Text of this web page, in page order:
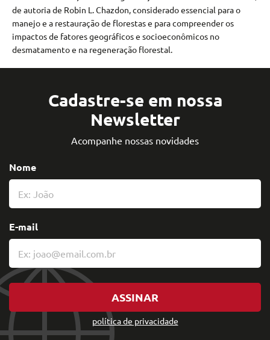
de autoria de Robin L. Chazdon, considerado essencial para o
manejo e a restauração de florestas e para compreender os
impactos de fatores geográficos e socioeconômicos no
desmatamento e na regeneração florestal.
Cadastre-se em nossa
Newsletter
Acompanhe nossas novidades
política de privacidade
Nome
E-mail
ASSINAR